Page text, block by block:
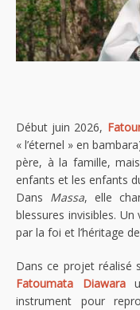
Début juin 2026,
« l’éternel » en
père, à la famille,
enfants et les enfants
Dans Massa, elle
blessures invisibles.
par la foi et l’héritage
Dans ce projet réalisé
Fatoumata Diawara
instrument pour